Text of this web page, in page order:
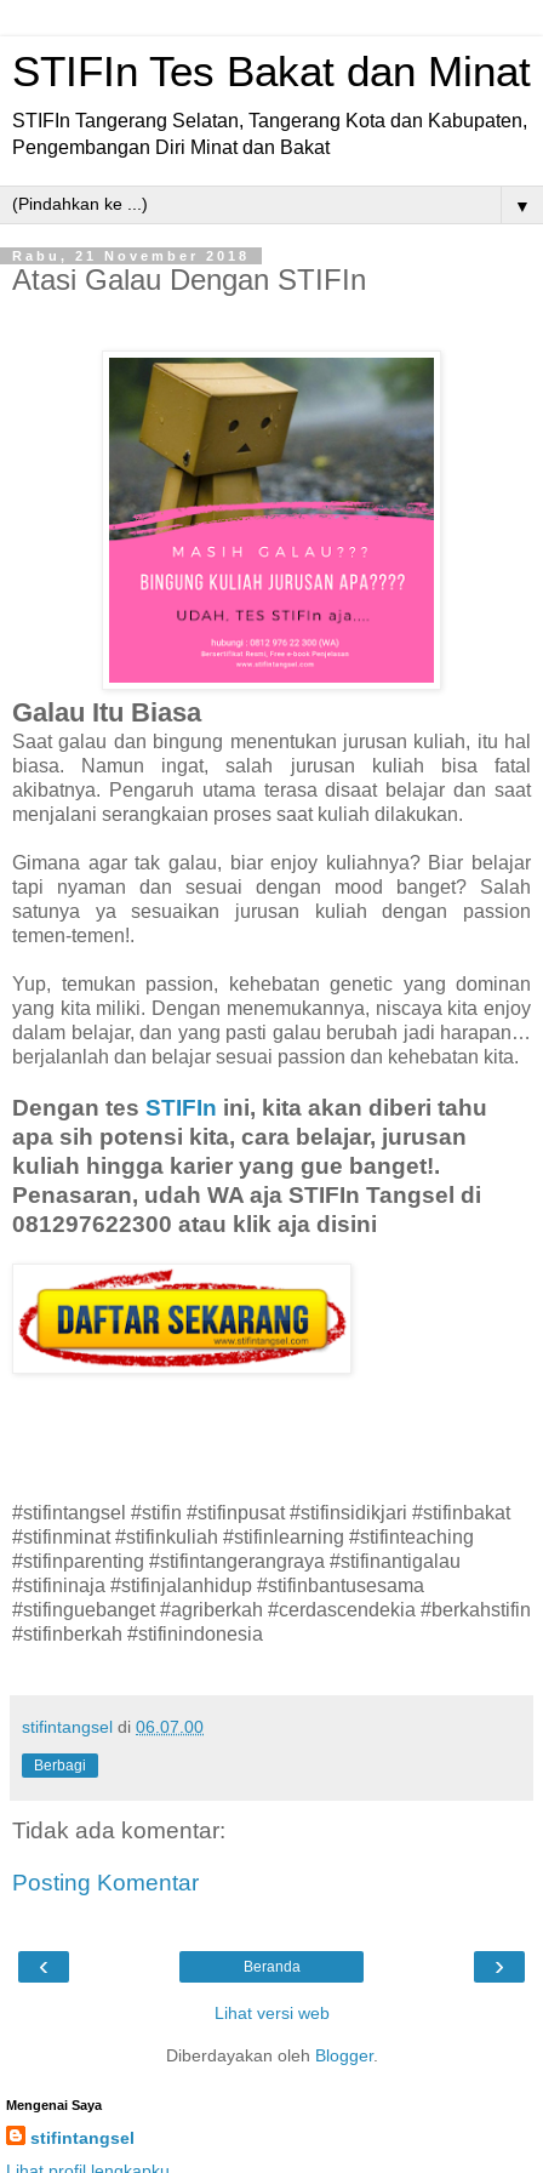
STIFIn Tes Bakat dan Minat
STIFIn Tangerang Selatan, Tangerang Kota dan Kabupaten,
Pengembangan Diri Minat dan Bakat
▼
Rabu, 21 November 2018
Atasi Galau Dengan STIFIn
Galau Itu Biasa
Saat galau dan bingung menentukan jurusan kuliah, itu hal
biasa. Namun ingat, salah jurusan kuliah bisa fatal
akibatnya. Pengaruh utama terasa disaat belajar dan saat
menjalani serangkaian proses saat kuliah dilakukan.
Gimana agar tak galau, biar enjoy kuliahnya? Biar belajar
tapi nyaman dan sesuai dengan mood banget? Salah
satunya ya sesuaikan jurusan kuliah dengan passion
temen-temen!.
Yup, temukan passion, kehebatan genetic yang dominan
yang kita miliki. Dengan menemukannya, niscaya kita enjoy
dalam belajar, dan yang pasti galau berubah jadi harapan…
berjalanlah dan belajar sesuai passion dan kehebatan kita.
Dengan tes STIFIn ini, kita akan diberi tahu
apa sih potensi kita, cara belajar, jurusan
kuliah hingga karier yang gue banget!.
Penasaran, udah WA aja STIFIn Tangsel di
081297622300 atau klik aja disini
#stifintangsel #stifin #stifinpusat #stifinsidikjari #stifinbakat
#stifinminat #stifinkuliah #stifinlearning #stifinteaching
#stifinparenting #stifintangerangraya #stifinantigalau
#stifininaja #stifinjalanhidup #stifinbantusesama
#stifinguebanget #agriberkah #cerdascendekia #berkahstifin
#stifinberkah #stifinindonesia
stifintangsel di 06.07.00
Berbagi
Tidak ada komentar:
Posting Komentar
‹ ›
Beranda
Lihat versi web
Diberdayakan oleh Blogger.
Mengenai Saya
stifintangsel